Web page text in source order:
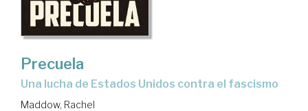
Precuela
Una lucha de Estados Unidos contra el fascismo
Maddow, Rachel